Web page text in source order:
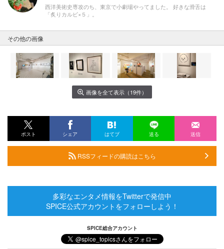
西洋美術史専攻のち、東京で小劇場やってました。 好きな滑舌は
「炙りカルビ×５」。
その他の画像
画像を全て表示（19件）
ポスト シェア はてブ 送る 送信
RSSフィードの購読はこちら
多彩なエンタメ情報をTwitterで発信中
SPICE公式アカウントをフォローしよう！
SPICE総合アカウント